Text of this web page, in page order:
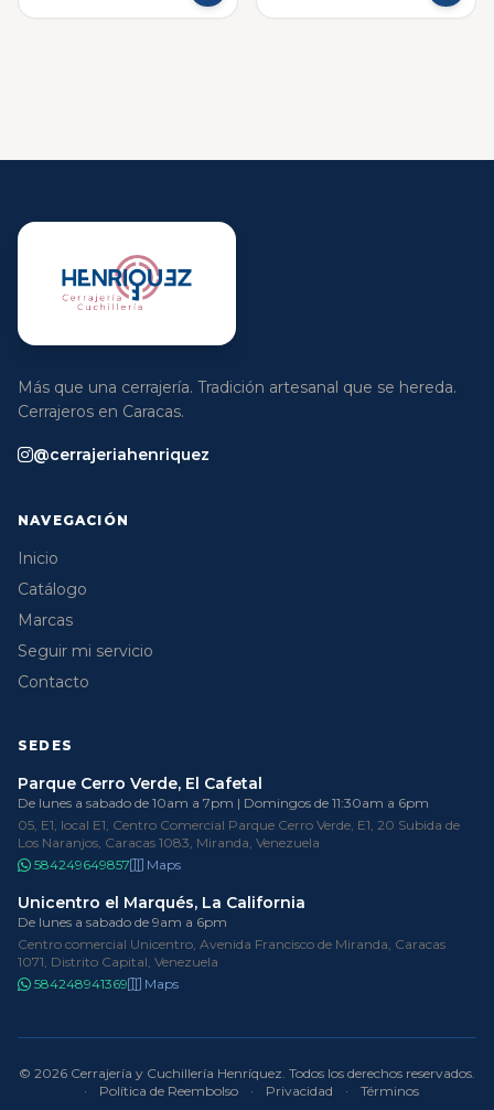
Más que una cerrajería. Tradición artesanal que se hereda.
Cerrajeros en Caracas.
@cerrajeriahenriquez
NAVEGACIÓN
Inicio
Catálogo
Marcas
Seguir mi servicio
Contacto
SEDES
Parque Cerro Verde, El Cafetal
De lunes a sabado de 10am a 7pm | Domingos de 11:30am a 6pm
05, E1, local E1, Centro Comercial Parque Cerro Verde, E1, 20 Subida de
Los Naranjos, Caracas 1083, Miranda, Venezuela
584249649857
Maps
Unicentro el Marqués, La California
De lunes a sabado de 9am a 6pm
Centro comercial Unicentro, Avenida Francisco de Miranda, Caracas
1071, Distrito Capital, Venezuela
584248941369
Maps
© 2026 Cerrajería y Cuchillería Henríquez. Todos los derechos reservados.
·
Política de Reembolso · Privacidad · Términos